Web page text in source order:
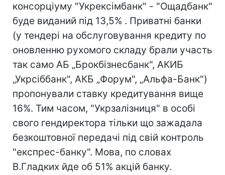
консорціуму "Укрексімбанк" - "Ощадбанк"
буде виданий під 13,5% . Приватні банки
(у тендері на обслуговування кредиту по
оновленню рухомого складу брали участь
так само АБ „Брокбізнесбанк", АКИБ
„Укрсіббанк", АКБ „Форум", „Альфа-Банк")
пропонували ставку кредитування вище
16%. Тим часом, "Укрзалізниця" в особі
свого гендиректора тільки що зажадала
безкоштовної передачі під свій контроль
"експрес-банку". Мова, по словах
В.Гладких йде об 51% акцій банку.